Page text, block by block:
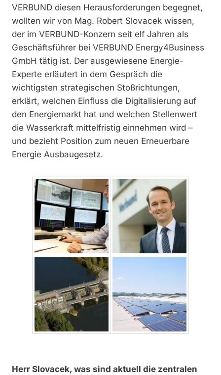
VERBUND diesen Herausforderungen begegnet,
wollten wir von Mag. Robert Slovacek wissen,
der im VERBUND-Konzern seit elf Jahren als
Geschäftsführer bei VERBUND Energy4Business
GmbH tätig ist. Der ausgewiesene Energie-
Experte erläutert in dem Gespräch die
wichtigsten strategischen Stoßrichtungen,
erklärt, welchen Einfluss die Digitalisierung auf
den Energiemarkt hat und welchen Stellenwert
die Wasserkraft mittelfristig einnehmen wird –
und bezieht Position zum neuen Erneuerbare
Energie Ausbaugesetz.
Herr Slovacek, was sind aktuell die zentralen